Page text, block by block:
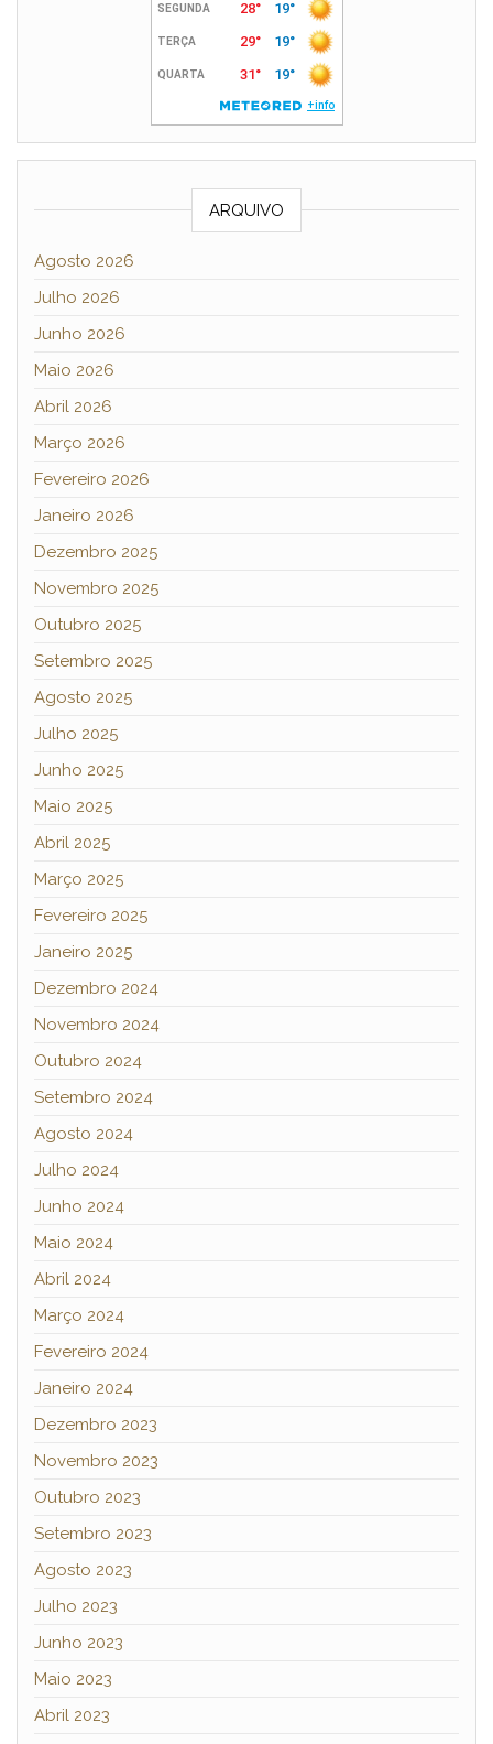
ARQUIVO
Agosto 2026
Julho 2026
Junho 2026
Maio 2026
Abril 2026
Março 2026
Fevereiro 2026
Janeiro 2026
Dezembro 2025
Novembro 2025
Outubro 2025
Setembro 2025
Agosto 2025
Julho 2025
Junho 2025
Maio 2025
Abril 2025
Março 2025
Fevereiro 2025
Janeiro 2025
Dezembro 2024
Novembro 2024
Outubro 2024
Setembro 2024
Agosto 2024
Julho 2024
Junho 2024
Maio 2024
Abril 2024
Março 2024
Fevereiro 2024
Janeiro 2024
Dezembro 2023
Novembro 2023
Outubro 2023
Setembro 2023
Agosto 2023
Julho 2023
Junho 2023
Maio 2023
Abril 2023